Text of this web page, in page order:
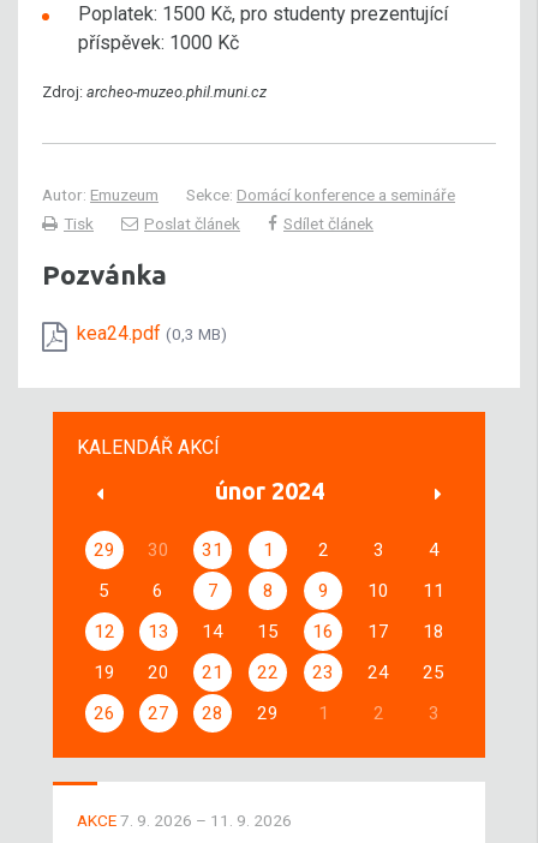
Poplatek: 1500 Kč, pro studenty prezentující
příspěvek: 1000 Kč
Zdroj: archeo-muzeo.phil.muni.cz
Autor: Emuzeum Sekce: Domácí konference a semináře
Tisk
Poslat článek Sdílet článek
Pozvánka
kea24.pdf (0,3 MB)
KALENDÁŘ AKCÍ
únor 2024
29 30 31 1 2 3
4
5
6 7 8 9 10
11
12
13 14 15 16 17
18
19
20 21 22 23 24
25
26
27 28 29 1 2 3
AKCE7. 9. 2026 – 11. 9. 2026